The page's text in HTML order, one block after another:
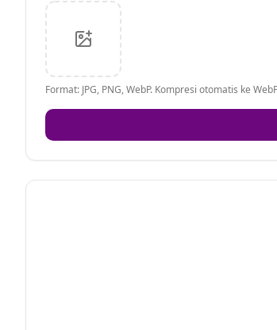
Format: JPG, PNG, WebP. Kompresi otomatis ke